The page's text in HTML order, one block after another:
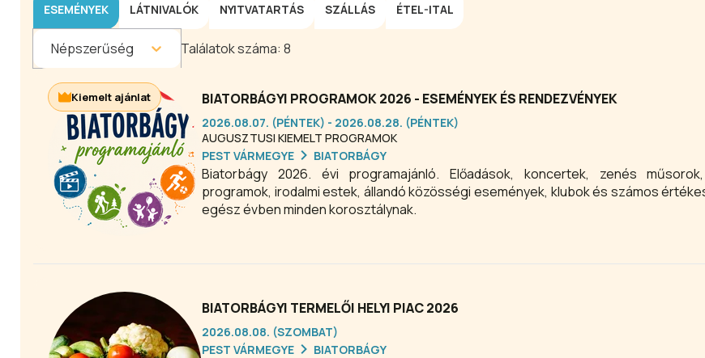
ESEMÉNYEK LÁTNIVALÓK NYITVATARTÁS SZÁLLÁS ÉTEL-ITAL
Népszerűség Találatok száma: 8
BIATORBÁGYI PROGRAMOK 2026 - ESEMÉNYEK ÉS RENDEZVÉNYEK
2026.08.07. (PÉNTEK) - 2026.08.28. (PÉNTEK)
AUGUSZTUSI KIEMELT PROGRAMOK
PEST VÁRMEGYE
BIATORBÁGY
Biatorbágy 2026. évi programajánló. Előadások, koncertek, zenés
programok, irodalmi estek, állandó közösségi események, klubok és számos
egész évben minden korosztálynak.
Kiemelt ajánlat
BIATORBÁGYI TERMELŐI HELYI PIAC 2026
2026.08.08. (SZOMBAT)
PEST VÁRMEGYE
BIATORBÁGY